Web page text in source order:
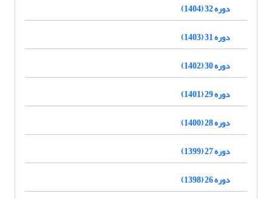
دوره 32 (1404)
دوره 31 (1403)
دوره 30 (1402)
دوره 29 (1401)
دوره 28 (1400)
دوره 27 (1399)
دوره 26 (1398)